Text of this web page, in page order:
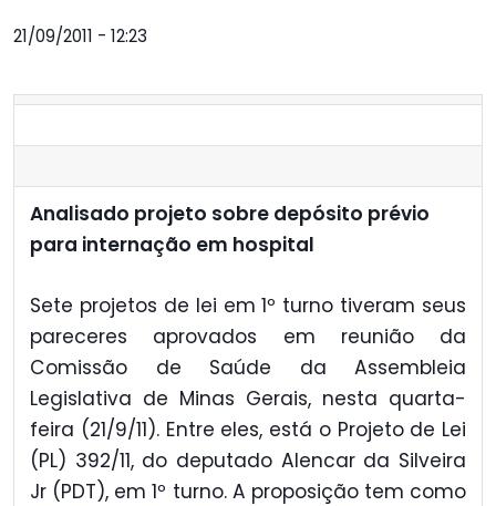
21/09/2011 - 12:23
Analisado projeto sobre depósito prévio
para internação em hospital
Sete projetos de lei em 1º turno tiveram seus
pareceres aprovados em reunião da
Comissão de Saúde da Assembleia
Legislativa de Minas Gerais, nesta quarta-
feira (21/9/11). Entre eles, está o Projeto de Lei
(PL) 392/11, do deputado Alencar da Silveira
Jr (PDT), em 1º turno. A proposição tem como